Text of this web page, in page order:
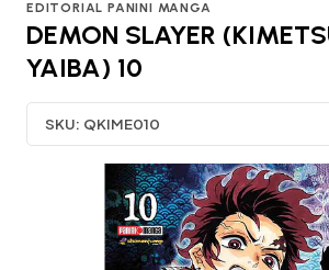
EDITORIAL PANINI MANGA
DEMON SLAYER
YAIBA) 10
SKU: QKIME010